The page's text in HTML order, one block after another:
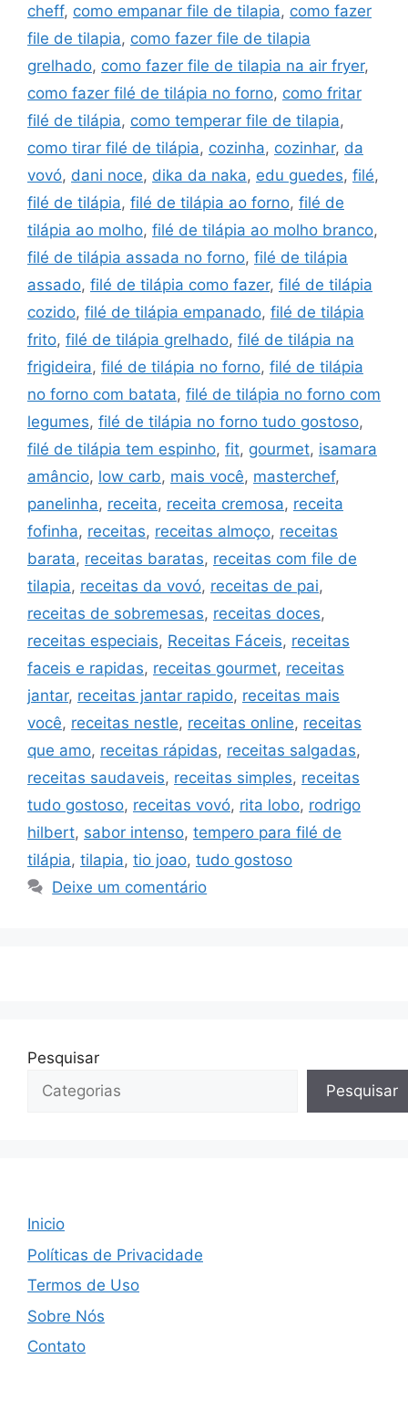
cheff, como empanar file de tilapia, como fazer
file de tilapia, como fazer file de tilapia
grelhado, como fazer file de tilapia na air fryer,
como fazer filé de tilápia no forno, como fritar
filé de tilápia, como temperar file de tilapia,
como tirar filé de tilápia, cozinha, cozinhar, da
vovó, dani noce, dika da naka, edu guedes, filé,
filé de tilápia, filé de tilápia ao forno, filé de
tilápia ao molho, filé de tilápia ao molho branco,
filé de tilápia assada no forno, filé de tilápia
assado, filé de tilápia como fazer, filé de tilápia
cozido, filé de tilápia empanado, filé de tilápia
frito, filé de tilápia grelhado, filé de tilápia na
frigideira, filé de tilápia no forno, filé de tilápia
no forno com batata, filé de tilápia no forno com
legumes, filé de tilápia no forno tudo gostoso,
filé de tilápia tem espinho, fit, gourmet, isamara
amâncio, low carb, mais você, masterchef,
panelinha, receita, receita cremosa, receita
fofinha, receitas, receitas almoço, receitas
barata, receitas baratas, receitas com file de
tilapia, receitas da vovó, receitas de pai,
receitas de sobremesas, receitas doces,
receitas especiais, Receitas Fáceis, receitas
faceis e rapidas, receitas gourmet, receitas
jantar, receitas jantar rapido, receitas mais
você, receitas nestle, receitas online, receitas
que amo, receitas rápidas, receitas salgadas,
receitas saudaveis, receitas simples, receitas
tudo gostoso, receitas vovó, rita lobo, rodrigo
hilbert, sabor intenso, tempero para filé de
tilápia, tilapia, tio joao, tudo gostoso
Deixe um comentário
Pesquisar
Pesquisar
Inicio
Políticas de Privacidade
Termos de Uso
Sobre Nós
Contato